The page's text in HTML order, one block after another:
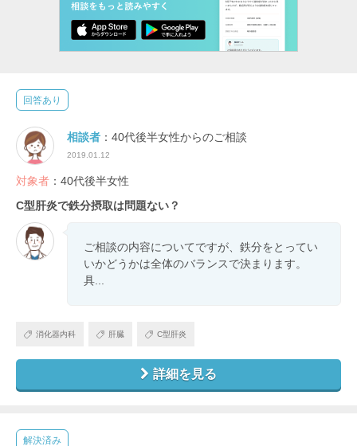
回答あり
相談者 ：40代後半女性からのご相談
2019.01.12
対象者 ：40代後半女性
C型肝炎で鉄分摂取は問題ない？
ご相談の内容についてですが、鉄分をとってい
いかどうかは全体のバランスで決まります。
具...
消化器内科 肝臓 C型肝炎
詳細を見る
解決済み